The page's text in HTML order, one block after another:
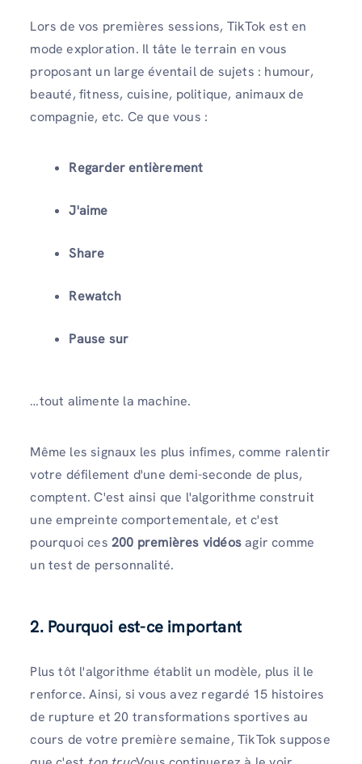
Lors de vos premières sessions, TikTok est en
mode exploration. Il tâte le terrain en vous
proposant un large éventail de sujets : humour,
beauté, fitness, cuisine, politique, animaux de
compagnie, etc. Ce que vous :
Regarder entièrement
J'aime
Share
Rewatch
Pause sur
…tout alimente la machine.
Même les signaux les plus infimes, comme ralentir
votre défilement d'une demi-seconde de plus,
comptent. C'est ainsi que l'algorithme construit
une empreinte comportementale, et c'est
pourquoi ces 200 premières vidéosagir comme
un test de personnalité.
2. Pourquoi est-ce important
Plus tôt l'algorithme établit un modèle, plus il le
renforce. Ainsi, si vous avez regardé 15 histoires
de rupture et 20 transformations sportives au
cours de votre première semaine, TikTok suppose